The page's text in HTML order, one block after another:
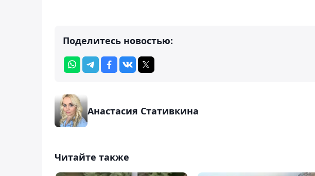
Поделитесь новостью:
Анастасия Стативкина
Читайте также